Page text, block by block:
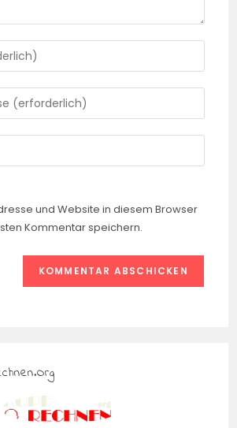
und Website in diesem Browser
Kommentar speichern.